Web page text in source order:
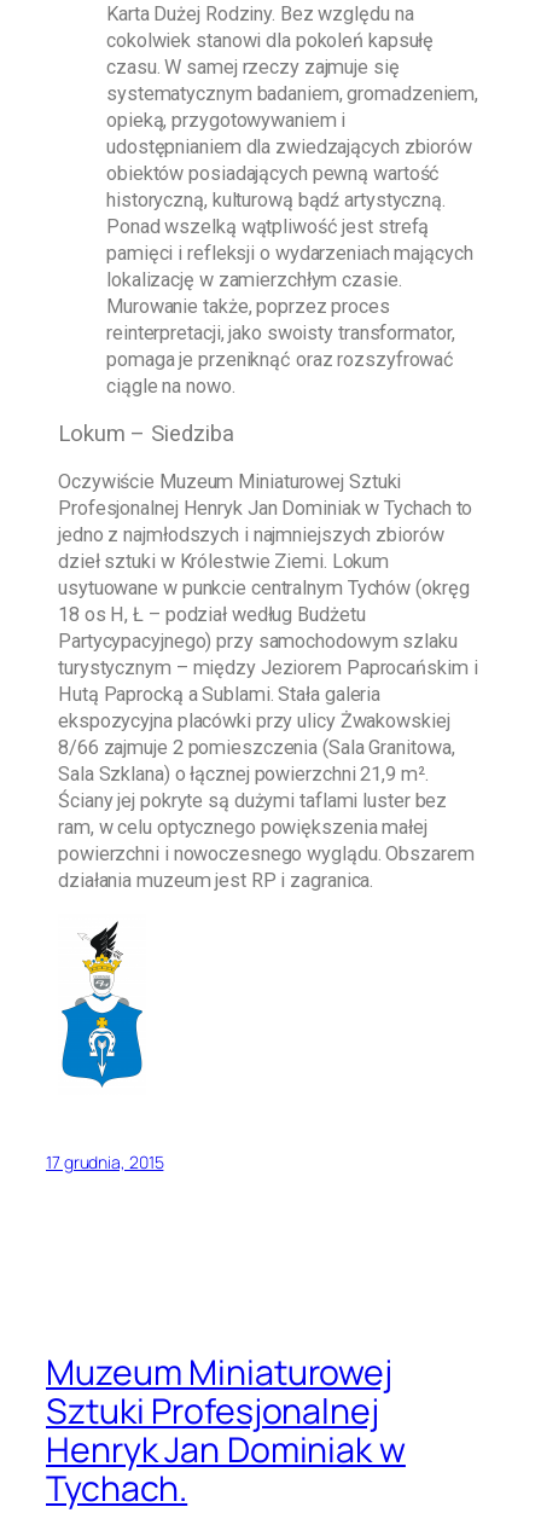
Karta Dużej Rodziny. Bez względu na
cokolwiek stanowi dla pokoleń kapsułę
czasu. W samej rzeczy zajmuje się
systematycznym badaniem, gromadzeniem,
opieką, przygotowywaniem i
udostępnianiem dla zwiedzających zbiorów
obiektów posiadających pewną wartość
historyczną, kulturową bądź artystyczną.
Ponad wszelką wątpliwość jest strefą
pamięci i refleksji o wydarzeniach mających
lokalizację w zamierzchłym czasie.
Murowanie także, poprzez proces
reinterpretacji, jako swoisty transformator,
pomaga je przeniknąć oraz rozszyfrować
ciągle na nowo.
Lokum – Siedziba
Oczywiście Muzeum Miniaturowej Sztuki
Profesjonalnej Henryk Jan Dominiak w Tychach to
jedno z najmłodszych i najmniejszych zbiorów
dzieł sztuki w Królestwie Ziemi. Lokum
usytuowane w punkcie centralnym Tychów (okręg
18 os H, Ł – podział według Budżetu
Partycypacyjnego) przy samochodowym szlaku
turystycznym – między Jeziorem Paprocańskim i
Hutą Paprocką a Sublami. Stała galeria
ekspozycyjna placówki przy ulicy Żwakowskiej
8/66 zajmuje 2 pomieszczenia (Sala Granitowa,
Sala Szklana) o łącznej powierzchni 21,9 m².
Ściany jej pokryte są dużymi taflami luster bez
ram, w celu optycznego powiększenia małej
powierzchni i nowoczesnego wyglądu. Obszarem
działania muzeum jest RP i zagranica.
17 grudnia, 2015
Muzeum Miniaturowej
Sztuki Profesjonalnej
Henryk Jan Dominiak w
Tychach.